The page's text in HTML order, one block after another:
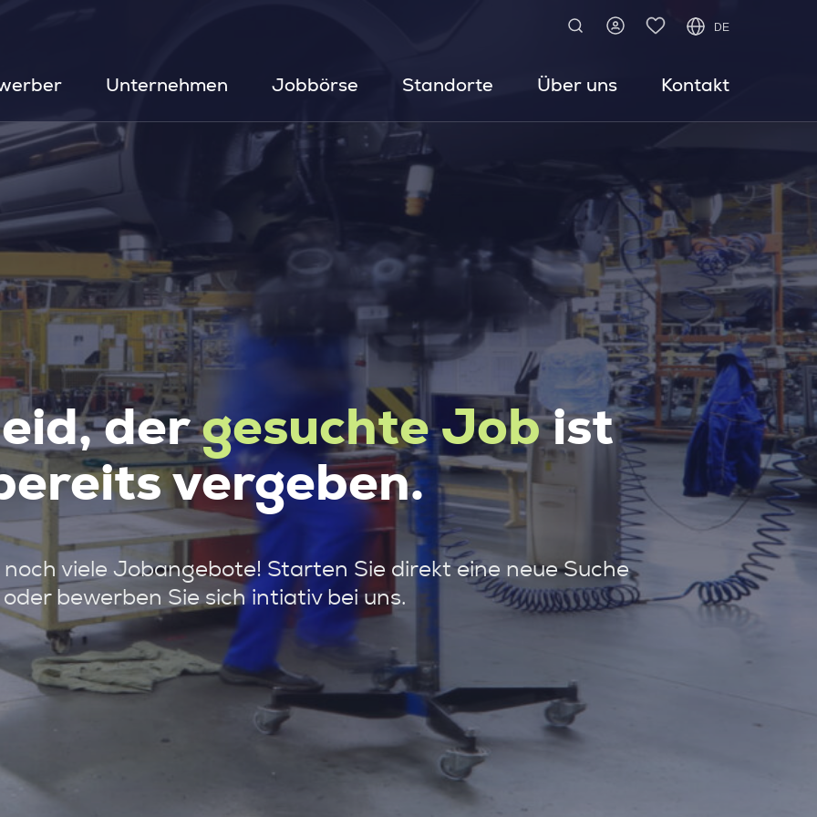
DE
Unternehmen Jobbörse Standorte Über uns Kontakt
dergesuchte Jobist
vergeben.
viele Jobangebote! Starten Sie direkt eine neue Suche
oder bewerben Sie sich intiativ bei uns.